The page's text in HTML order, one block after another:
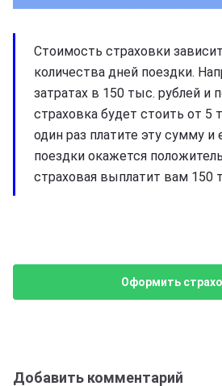
Стоимость страховки
количества дней поездки.
затратах в 150 тыс. рублей и
страховка будет стоить от 5
один раз платите эту сумму и
поездки окажется
страховая выплатит вам 150
Оформить
Добавить комментарий